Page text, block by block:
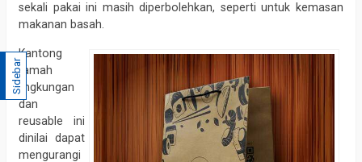
sekali pakai ini masih diperbolehkan, seperti untuk kemasan
makanan basah.
Kantong
ramah
lingkungan
dan
reusable ini
dinilai dapat
mengurangi
Sidebar